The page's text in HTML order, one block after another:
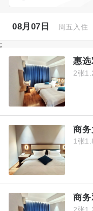
08月07日 周五入住
;
惠
2张
商
1张
商